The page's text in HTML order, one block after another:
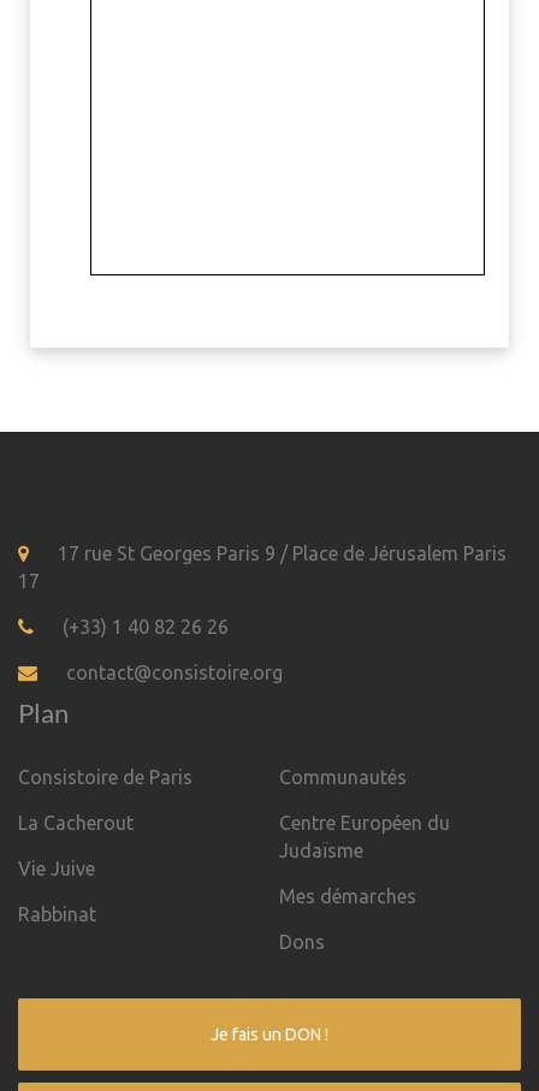
17 rue St Georges Paris 9 / Place de Jérusalem Paris
17
(+33) 1 40 82 26 26
contact@consistoire.org
Plan
Consistoire de Paris
La Cacherout
Vie Juive
Rabbinat
Communautés
Centre Européen du
Judaïsme
Mes démarches
Dons
Je fais un DON !